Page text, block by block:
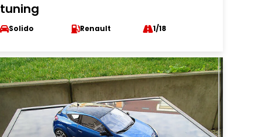
tuning
Solido Renault 1/18